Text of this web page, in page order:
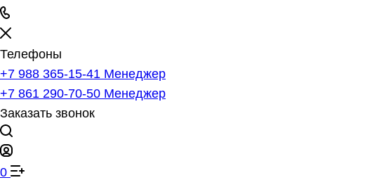
Телефоны
+7 988 365-15-41 Менеджер
+7 861 290-70-50 Менеджер
Заказать звонок
0